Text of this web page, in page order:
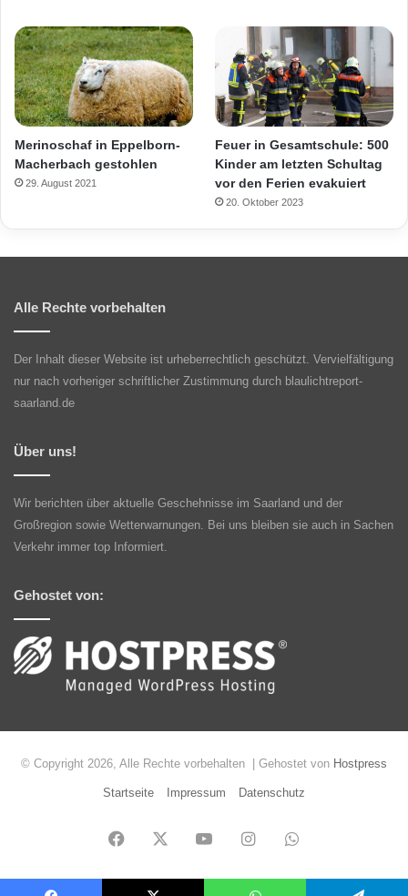
Merinoschaf in Eppelborn-
Macherbach gestohlen
29. August 2021
Feuer in Gesamtschule: 500
Kinder am letzten Schultag
vor den Ferien evakuiert
20. Oktober 2023
Alle Rechte vorbehalten
Der Inhalt dieser Website ist urheberrechtlich geschützt. Vervielfältigung
nur nach vorheriger schriftlicher Zustimmung durch blaulichtreport-
saarland.de
Über uns!
Wir berichten über aktuelle Geschehnisse im Saarland und der
Großregion sowie Wetterwarnungen. Bei uns bleiben sie auch in Sachen
Verkehr immer top Informiert.
Gehostet von:
© Copyright 2026, Alle Rechte vorbehalten | Gehostet von Hostpress
Startseite Impressum Datenschutz
Facebook YouTubeInstagramWhatsApp